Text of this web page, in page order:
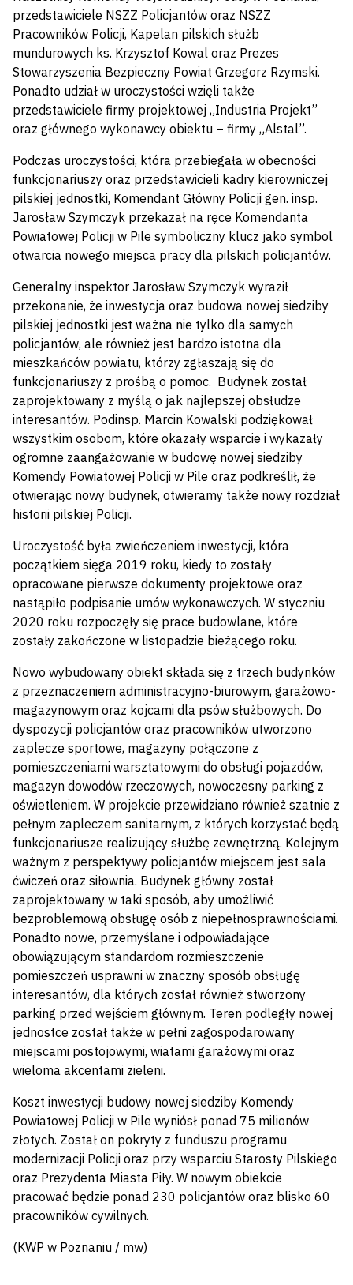
przedstawiciele NSZZ Policjantów oraz NSZZ
Pracowników Policji, Kapelan pilskich służb
mundurowych ks. Krzysztof Kowal oraz Prezes
Stowarzyszenia Bezpieczny Powiat Grzegorz Rzymski.
Ponadto udział w uroczystości wzięli także
przedstawiciele firmy projektowej „Industria Projekt”
oraz głównego wykonawcy obiektu – firmy „Alstal”.
Podczas uroczystości, która przebiegała w obecności
funkcjonariuszy oraz przedstawicieli kadry kierowniczej
pilskiej jednostki, Komendant Główny Policji gen. insp.
Jarosław Szymczyk przekazał na ręce Komendanta
Powiatowej Policji w Pile symboliczny klucz jako symbol
otwarcia nowego miejsca pracy dla pilskich policjantów.
Generalny inspektor Jarosław Szymczyk wyraził
przekonanie, że inwestycja oraz budowa nowej siedziby
pilskiej jednostki jest ważna nie tylko dla samych
policjantów, ale również jest bardzo istotna dla
mieszkańców powiatu, którzy zgłaszają się do
funkcjonariuszy z prośbą o pomoc. Budynek został
zaprojektowany z myślą o jak najlepszej obsłudze
interesantów. Podinsp. Marcin Kowalski podziękował
wszystkim osobom, które okazały wsparcie i wykazały
ogromne zaangażowanie w budowę nowej siedziby
Komendy Powiatowej Policji w Pile oraz podkreślił, że
otwierając nowy budynek, otwieramy także nowy rozdział
historii pilskiej Policji.
Uroczystość była zwieńczeniem inwestycji, która
początkiem sięga 2019 roku, kiedy to zostały
opracowane pierwsze dokumenty projektowe oraz
nastąpiło podpisanie umów wykonawczych. W styczniu
2020 roku rozpoczęły się prace budowlane, które
zostały zakończone w listopadzie bieżącego roku.
Nowo wybudowany obiekt składa się z trzech budynków
z przeznaczeniem administracyjno-biurowym, garażowo-
magazynowym oraz kojcami dla psów służbowych. Do
dyspozycji policjantów oraz pracowników utworzono
zaplecze sportowe, magazyny połączone z
pomieszczeniami warsztatowymi do obsługi pojazdów,
magazyn dowodów rzeczowych, nowoczesny parking z
oświetleniem. W projekcie przewidziano również szatnie z
pełnym zapleczem sanitarnym, z których korzystać będą
funkcjonariusze realizujący służbę zewnętrzną. Kolejnym
ważnym z perspektywy policjantów miejscem jest sala
ćwiczeń oraz siłownia. Budynek główny został
zaprojektowany w taki sposób, aby umożliwić
bezproblemową obsługę osób z niepełnosprawnościami.
Ponadto nowe, przemyślane i odpowiadające
obowiązującym standardom rozmieszczenie
pomieszczeń usprawni w znaczny sposób obsługę
interesantów, dla których został również stworzony
parking przed wejściem głównym. Teren podległy nowej
jednostce został także w pełni zagospodarowany
miejscami postojowymi, wiatami garażowymi oraz
wieloma akcentami zieleni.
Koszt inwestycji budowy nowej siedziby Komendy
Powiatowej Policji w Pile wyniósł ponad 75 milionów
złotych. Został on pokryty z funduszu programu
modernizacji Policji oraz przy wsparciu Starosty Pilskiego
oraz Prezydenta Miasta Piły. W nowym obiekcie
pracować będzie ponad 230 policjantów oraz blisko 60
pracowników cywilnych.
(KWP w Poznaniu / mw)